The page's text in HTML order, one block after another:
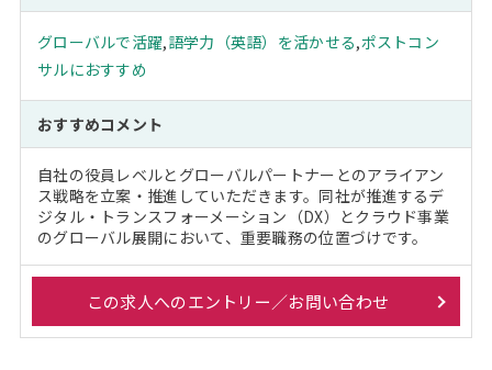
グローバルで活躍,語学力（英語）を活かせる,ポストコン
サルにおすすめ
おすすめコメント
自社の役員レベルとグローバルパートナーとのアライアン
ス戦略を立案・推進していただきます。同社が推進するデ
ジタル・トランスフォーメーション（DX）とクラウド事業
のグローバル展開において、重要職務の位置づけです。
この求人へのエントリー／お問い合わせ